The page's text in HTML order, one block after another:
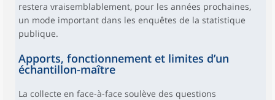
restera vraisemblablement, pour les années prochaines,
un mode important dans les enquêtes de la statistique
publique.
Apports, fonctionnement et limites d’un
échantillon-maître
La collecte en face-à-face soulève des questions